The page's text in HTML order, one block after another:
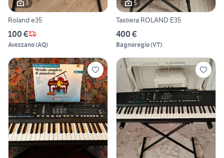
3
Roland e35
100 €
Avezzano(AQ)
5
Tastiera ROLAND E35
400 €
Bagnoregio(VT)